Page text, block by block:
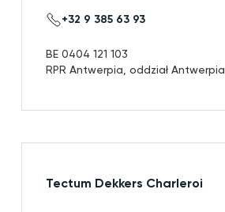
+32 9 385 63 93
BE 0404 121 103
RPR Antwerpia, oddział Antwerpia
Tectum Dekkers Charleroi